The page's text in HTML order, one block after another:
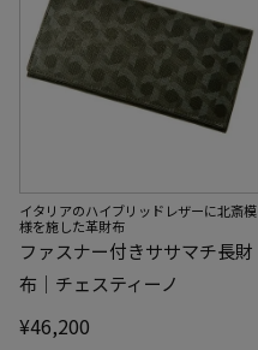
イタリアのハイブリッドレザーに北斎模
様を施した革財布
ファスナー付きササマチ長財
布｜チェスティーノ
¥46,200